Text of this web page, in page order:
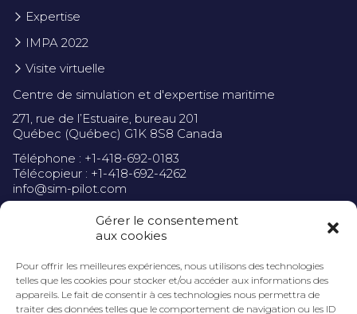
Gérer le consentement
aux cookies
Pour offrir les meilleures expériences, nous utilisons des technologies
telles que les cookies pour stocker et/ou accéder aux informations des
appareils. Le fait de consentir à ces technologies nous permettra de
traiter des données telles que le comportement de navigation ou les ID
Expertise
IMPA 2022
Visite virtuelle
Centre de simulation et d'expertise maritime
271, rue de l’Estuaire, bureau 201
Québec (Québec) G1K 8S8 Canada
Téléphone : +1-418-692-0183
Télécopieur : +1-418-692-4262
info@sim-pilot.com
Politique de confidentialité